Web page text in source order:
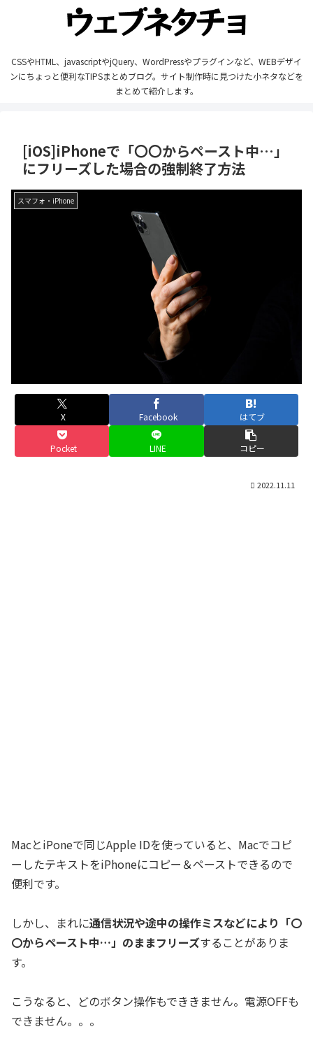
CSSやHTML、javascriptやjQuery、WordPressやプラグインなど、WEBデザイ
ンにちょっと便利なTIPSまとめブログ。サイト制作時に見つけた小ネタなどを
まとめて紹介します。
[iOS]iPhoneで「〇〇からペースト中…」
にフリーズした場合の強制終了方法
スマフォ・iPhone
X Facebook はてブ
Pocket LINE コピー
2022.11.11
MacとiPoneで同じApple IDを使っていると、Macでコピ
ーしたテキストをiPhoneにコピー＆ペーストできるので
便利です。
しかし、まれに通信状況や途中の操作ミスなどにより「〇
〇からペースト中…」のままフリーズすることがありま
す。
こうなると、どのボタン操作もでききません。電源OFFも
できません。。。